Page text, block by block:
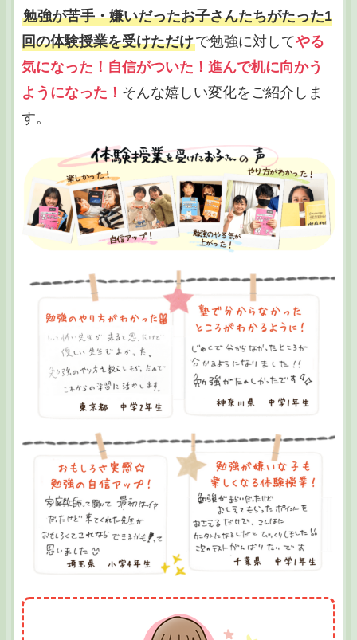
勉強が苦手・嫌いだったお子さんたちがたった1
回の体験授業を受けただけで勉強に対してやる
気になった！自信がついた！進んで机に向かう
ようになった！ そんな嬉しい変化をご紹介しま
す。